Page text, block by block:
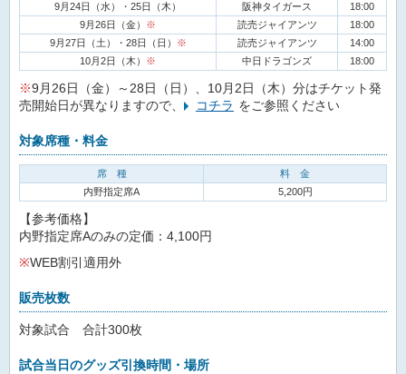
9月24日（水）・25日（木）
阪神タイガース
18:00
9月26日（金） ※ 読売ジャイアンツ
18:00
9月27日（土）・28日（日）
※ 読売ジャイアンツ
14:00
10月2日（木） ※ 中日ドラゴンズ 18:00
※9月26日（金）～28日（日）、10月2日（木）分はチケット発
売開始日が異なりますので、
コチラ をご参照ください
対象席種・料金
席 種
料 金
内野指定席A
5,200円
【参考価格】
内野指定席Aのみの定価：4,100円
※WEB割引適用外
販売枚数
対象試合 合計300枚
試合当日のグッズ引換時間・場所